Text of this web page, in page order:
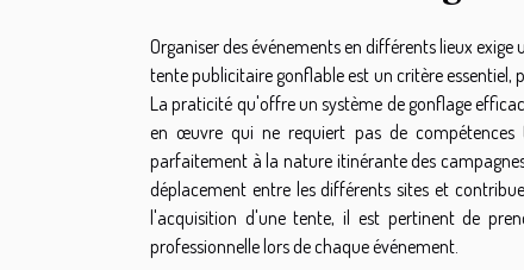
Organiser des événements en différents lieux
tente publicitaire gonflable est un critère
La praticité qu'offre un système de gonflage
en œuvre qui ne requiert pas de compétences
parfaitement à la nature itinérante des
déplacement entre les différents sites et
l'acquisition d'une tente, il est pertinent de
professionnelle lors de chaque événement.